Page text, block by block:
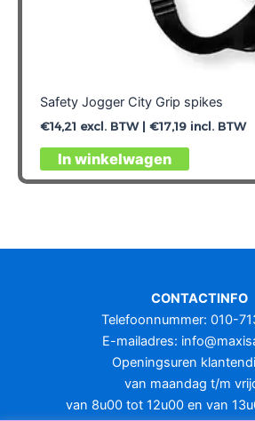
Safety Jogger City Grip spikes
€14,21 excl. BTW | €17,19incl. BTW
In winkelwagen
CONTACTINFO
Telefoonnummer: 010-
E-mailadres:
Openingsuren
van maandag t/m
van 8u00 tot 12u00 en van